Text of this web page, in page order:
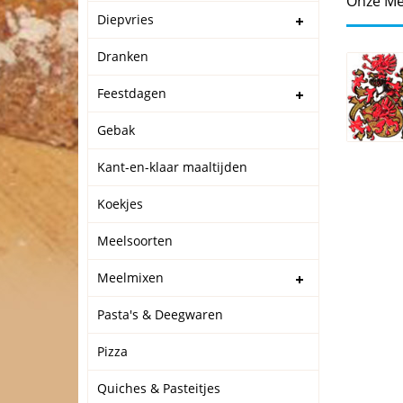
Diepvries
Dranken
Feestdagen
Gebak
Kant-en-klaar maaltijden
Koekjes
Meelsoorten
Meelmixen
Pasta's & Deegwaren
Pizza
Quiches & Pasteitjes